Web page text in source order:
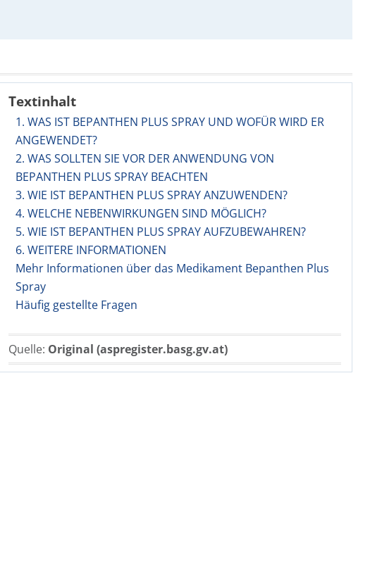
Textinhalt
1. WAS IST BEPANTHEN PLUS SPRAY UND WOFÜR WIRD ER
ANGEWENDET?
2. WAS SOLLTEN SIE VOR DER ANWENDUNG VON
BEPANTHEN PLUS SPRAY BEACHTEN
3. WIE IST BEPANTHEN PLUS SPRAY ANZUWENDEN?
4. WELCHE NEBENWIRKUNGEN SIND MÖGLICH?
5. WIE IST BEPANTHEN PLUS SPRAY AUFZUBEWAHREN?
6. WEITERE INFORMATIONEN
Mehr Informationen über das Medikament Bepanthen Plus
Spray
Häufig gestellte Fragen
Quelle: Original (aspregister.basg.gv.at)